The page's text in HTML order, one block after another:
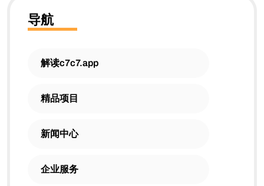
导航
解读c7c7.app
精品项目
新闻中心
企业服务